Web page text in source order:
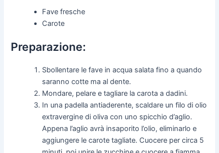
Fave fresche
Carote
Preparazione:
Sbollentare le fave in acqua salata fino a quando
saranno cotte ma al dente.
Mondare, pelare e tagliare la carota a dadini.
In una padella antiaderente, scaldare un filo di olio
extravergine di oliva con uno spicchio d’aglio.
Appena l’aglio avrà insaporito l’olio, eliminarlo e
aggiungere le carote tagliate. Cuocere per circa 5